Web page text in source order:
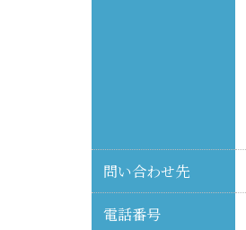
問い合わせ先
電話番号